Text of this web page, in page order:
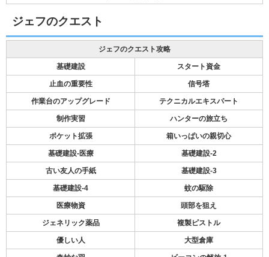
ジェフのクエスト
ジェフのクエスト攻略
基礎建設 スタート資金
止血の重要性 信号塔
作業台のアップグレード テクニカルエキスパート
制作実習 ハンターの旅立ち
ポケット拡張 箱いっぱいの親切心
基礎建設-医療 基礎建設-2
古い友人の手紙 基礎建設-3
基礎建設-4 蚊の駆除
医療物資 頭部を狙え
ジェネリック薬品 複製ピストル
優しい人 大型倉庫